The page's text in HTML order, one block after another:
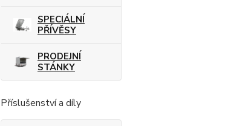
SPECIÁLNÍ
PŘÍVĚSY
PRODEJNÍ
STÁNKY
Příslušenství a díly